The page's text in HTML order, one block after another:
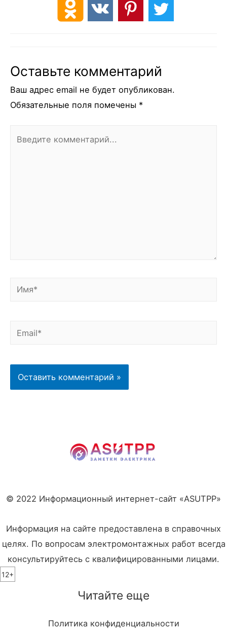
Оставьте комментарий
Ваш адрес email не будет опубликован.
Обязательные поля помечены *
комментарий...
Имя*
Email*
© 2022 Информационный интернет-сайт «ASUTPP»
Информация на сайте предоставлена в справочных
целях. По вопросам электромонтажных работ всегда
консультируйтесь с квалифицированными лицами.
12+
Читайте еще
Политика конфиденциальности